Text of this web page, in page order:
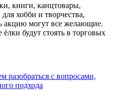
книги, канцтовары,
хобби и творчества,
акцию могут все желающие.
будут стоять в торговых
с вопросами,
подхода